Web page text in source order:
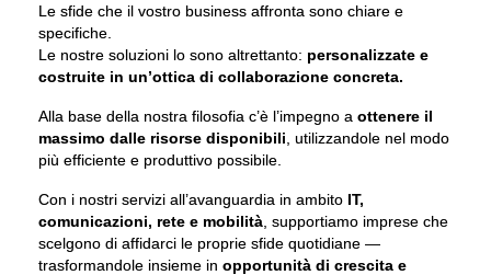
CONTATTI
Le sfide che il vostro business affronta sono chiare e
specifiche.
Le nostre soluzioni lo sono altrettanto: personalizzate e
costruite in un’ottica di collaborazione concreta.
Alla base della nostra filosofia c’è l’impegno a ottenere il
massimo dalle risorse disponibili , utilizzandole nel modo
più efficiente e produttivo possibile.
Con i nostri servizi all’avanguardia in ambito IT,
comunicazioni, rete e mobilità , supportiamo imprese che
scelgono di affidarci le proprie sfide quotidiane —
trasformandole insieme in opportunità di crescita e